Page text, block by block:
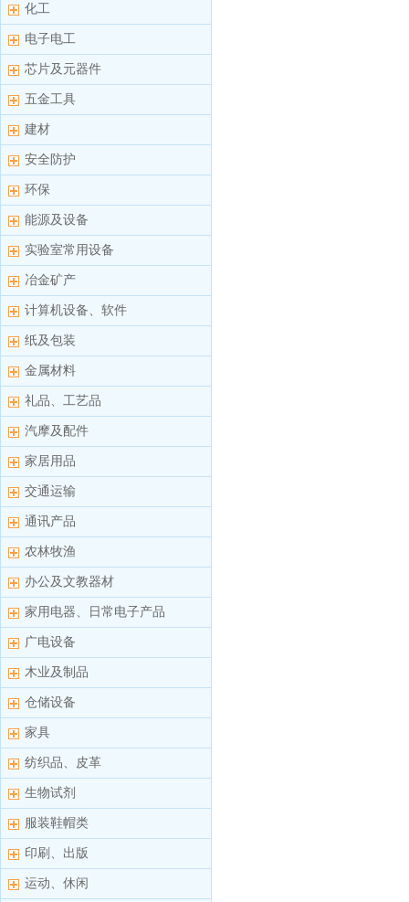
化工
电子电工
芯片及元器件
五金工具
建材
安全防护
环保
能源及设备
实验室常用设备
冶金矿产
计算机设备、软件
纸及包装
金属材料
礼品、工艺品
汽摩及配件
家居用品
交通运输
通讯产品
农林牧渔
办公及文教器材
家用电器、日常电子产品
广电设备
木业及制品
仓储设备
家具
纺织品、皮革
生物试剂
服装鞋帽类
印刷、出版
运动、休闲